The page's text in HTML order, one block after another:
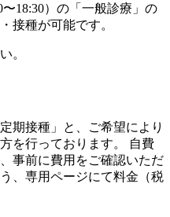
18:30）の「一般診療」の
接種が可能です。
。
期接種」と、ご希望により
を行っております。 自費
事前に費用をご確認いただ
、専用ページにて料金（税